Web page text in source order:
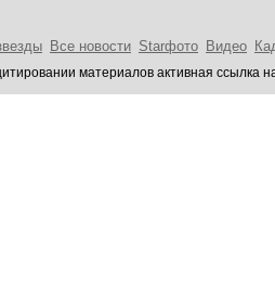
Все новости Starфото Видео
материалов активная ссылка